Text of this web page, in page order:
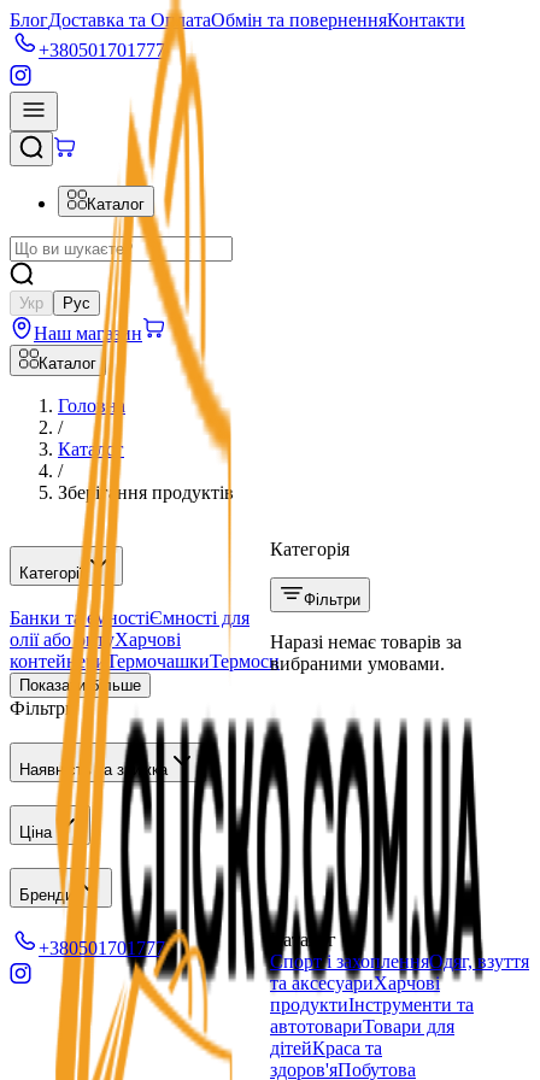
БлогДоставка та ОплатаОбмін та поверненняКонтакти
+380501701777
Каталог
Укр Рус
Наш магазин
Каталог
Головна
/
Каталог
/
Зберігання продуктів
Категорії
Банки та ємностіЄмності для
олії або оцтуХарчові
контейнери ТермочашкиТермоси
Показати більше
Фільтри
Наявність та знижка
Ціна
Бренди
Категорія
Фільтри
Наразі немає товарів за
вибраними умовами.
+380501701777
Каталог
Спорт і захопленняОдяг, взуття
та аксесуариХарчові
продуктиІнструменти та
автотовариТовари для
дітейКраса та
здоров'яПобутова